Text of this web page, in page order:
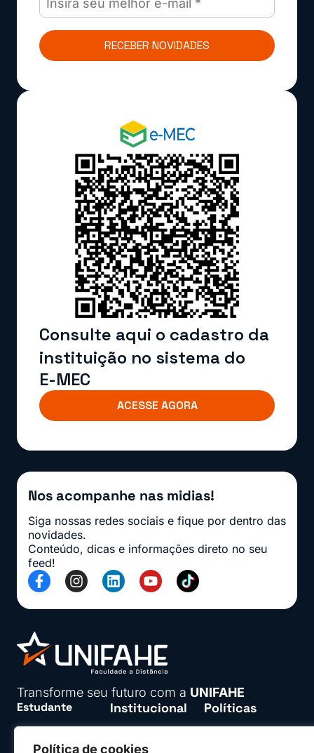
Política de cookies
RECEBER NOVIDADES
Consulte aqui o cadastro da
instituição no sistema do
E-MEC
ACESSE AGORA
Nos acompanhe nas midias!
Siga nossas redes sociais e fique por dentro das
novidades.
Conteúdo, dicas e informações direto no seu
feed!
Transforme seu futuro com a UNIFAHE
Estudante
Institucional Políticas